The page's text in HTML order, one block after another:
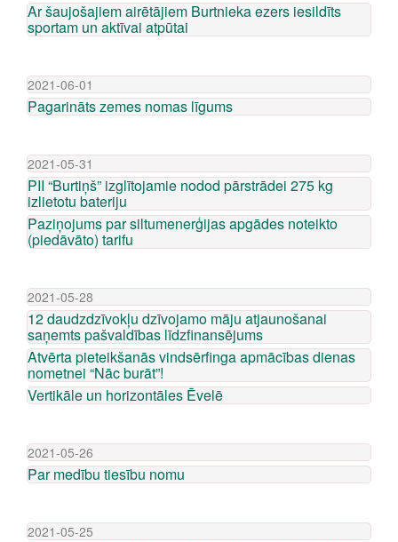
Ar šaujošajiem airētājiem Burtnieka ezers iesildīts
sportam un aktīvai atpūtai
2021-06-01
Pagarināts zemes nomas līgums
2021-05-31
PII “Burtiņš” izglītojamie nodod pārstrādei 275 kg
izlietotu bateriju
Paziņojums par siltumenerģijas apgādes noteikto
(piedāvāto) tarifu
2021-05-28
12 daudzdzīvokļu dzīvojamo māju atjaunošanai
saņemts pašvaldības līdzfinansējums
Atvērta pieteikšanās vindsērfinga apmācības dienas
nometnei “Nāc burāt”!
Vertikāle un horizontāles Ēvelē
2021-05-26
Par medību tiesību nomu
2021-05-25